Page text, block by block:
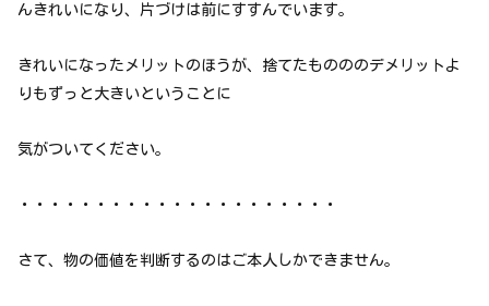
んきれいになり、片づけは前にすすんでいます。
きれいになったメリットのほうが、捨てたものののデメリットよ
りもずっと大きいということに
気がついてください。
・・・・・・・・・・・・・・・・・・・・・
さて、物の価値を判断するのはご本人しかできません。